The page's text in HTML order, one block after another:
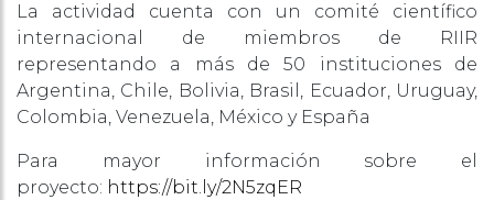
La actividad cuenta con un comité científico
internacional de miembros de RIIR
representando a más de 50 instituciones de
Argentina, Chile, Bolivia, Brasil, Ecuador, Uruguay,
Colombia, Venezuela, México y España
Para mayor información sobre el
proyecto: https://bit.ly/2N5zqER